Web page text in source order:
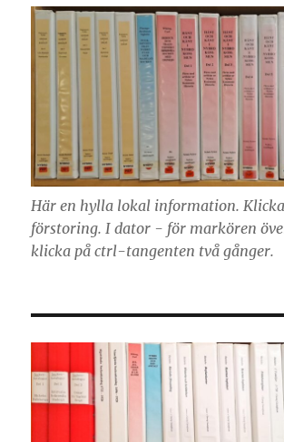
Här en hylla lokal information.
förstoring. I dator - för markören
klicka på ctrl-tangenten två gånger.